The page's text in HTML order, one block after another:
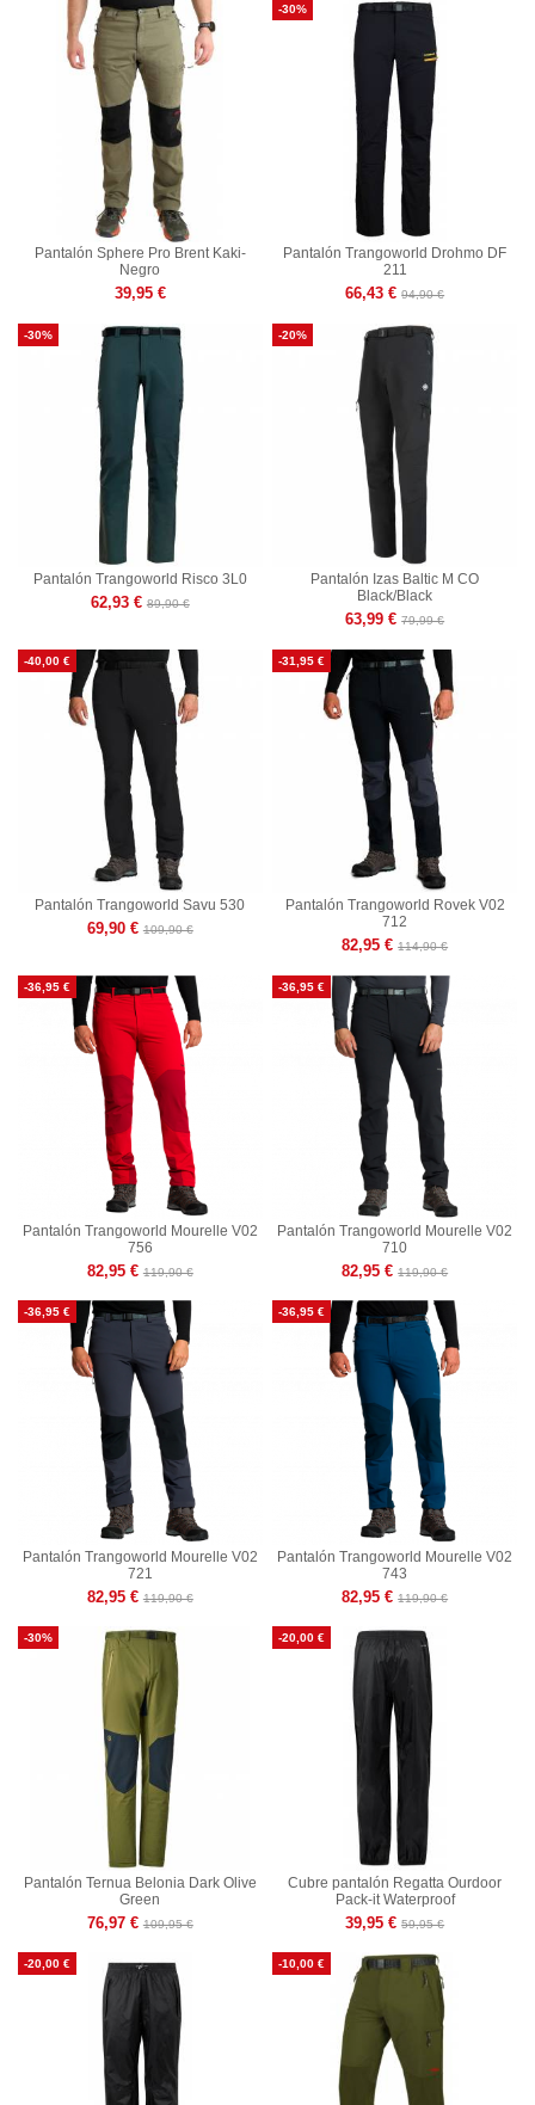
Pantalón Sphere Pro Brent Kaki-
Negro
39,95 €
-30%
Pantalón Trangoworld Drohmo DF
211
66,43 € 94,90 €
-30%
Pantalón Trangoworld Risco 3L0
62,93 € 89,90 €
-20%
Pantalón Izas Baltic M CO
Black/Black
63,99 € 79,99 €
-40,00 €
Pantalón Trangoworld Savu 530
69,90 € 109,90 €
-31,95 €
Pantalón Trangoworld Rovek V02
712
82,95 € 114,90 €
-36,95 €
Pantalón Trangoworld Mourelle V02
756
82,95 € 119,90 €
-36,95 €
Pantalón Trangoworld Mourelle V02
710
82,95 € 119,90 €
-36,95 €
Pantalón Trangoworld Mourelle V02
721
82,95 € 119,90 €
-36,95 €
Pantalón Trangoworld Mourelle V02
743
82,95 € 119,90 €
-30%
Pantalón Ternua Belonia Dark Olive
Green
76,97 € 109,95 €
-20,00 €
Cubre pantalón Regatta Ourdoor
Pack-it Waterproof
39,95 € 59,95 €
-20,00 € -10,00 €